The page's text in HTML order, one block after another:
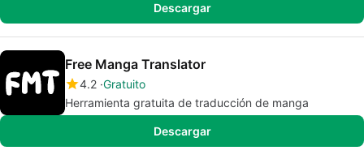
Descargar
Free Manga Translator
4.2 Gratuito
Herramienta gratuita de traducción de manga
Descargar